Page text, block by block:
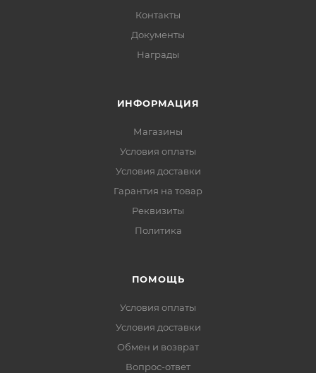
Контакты
Документы
Награды
ИНФОРМАЦИЯ
Магазины
Условия оплаты
Условия доставки
Гарантия на товар
Реквизиты
Политика
ПОМОЩЬ
Условия оплаты
Условия доставки
Обмен и возврат
Вопрос-ответ